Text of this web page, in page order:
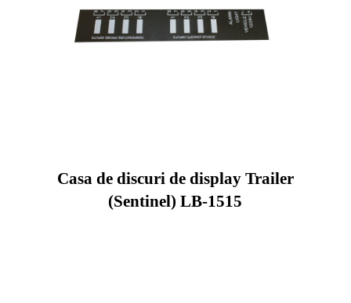
Casa de discuri de display Trailer
(Sentinel) LB-1515